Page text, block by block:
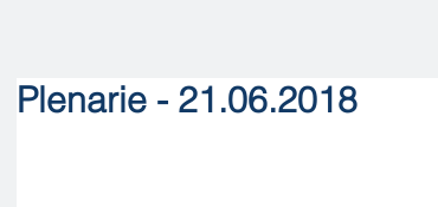
Plenarie - 21.06.2018